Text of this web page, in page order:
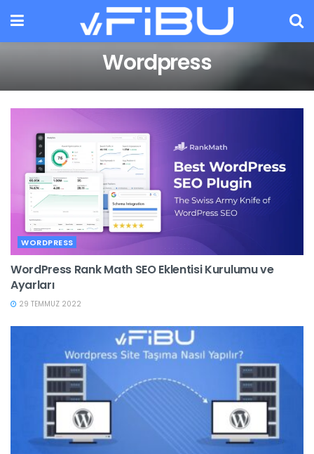
Wordpress
WORDPRESS
WordPress Rank Math SEO Eklentisi Kurulumu ve
Ayarları
29 TEMMUZ 2022